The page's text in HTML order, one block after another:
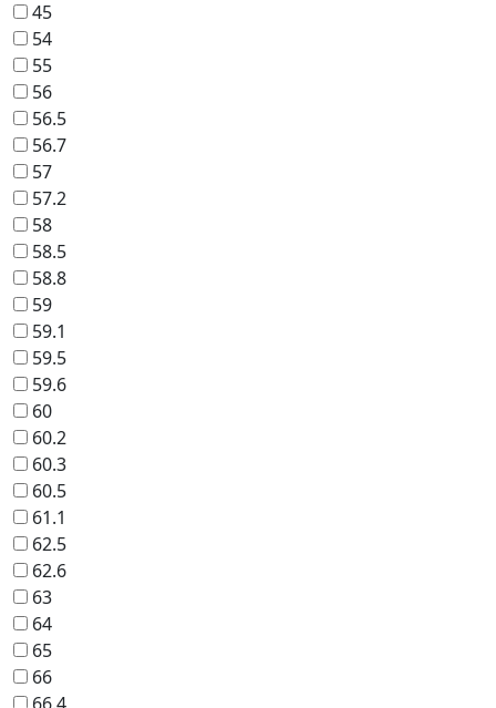
45
54
55
56
56.5
56.7
57
57.2
58
58.5
58.8
59
59.1
59.5
59.6
60
60.2
60.3
60.5
61.1
62.5
62.6
63
64
65
66